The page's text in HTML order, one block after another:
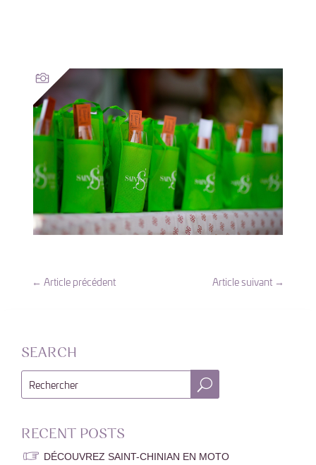
← Article précédent Article suivant →
SEARCH
U
RECENT POSTS
DÉCOUVREZ SAINT-CHINIAN EN MOTO